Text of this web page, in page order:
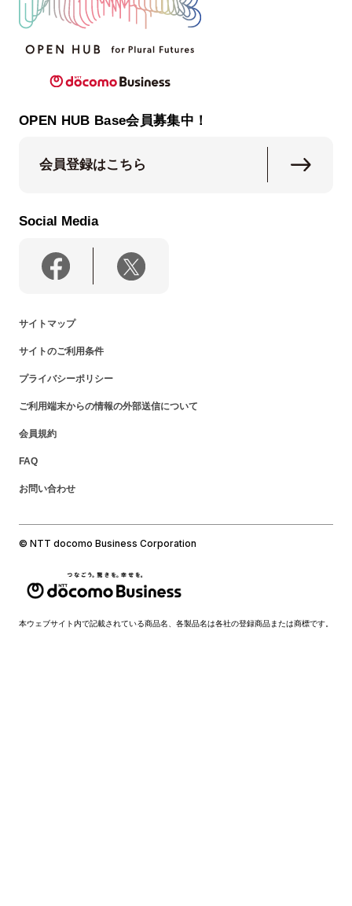
OPEN HUB Base会員募集中！
会員登録はこちら
Social Media
サイトマップ
サイトのご利用条件
プライバシーポリシー
ご利用端末からの情報の外部送信について
会員規約
FAQ
お問い合わせ
© NTT docomo Business Corporation
本ウェブサイト内で記載されている商品名、各製品名は各社の登録商品または商標です。